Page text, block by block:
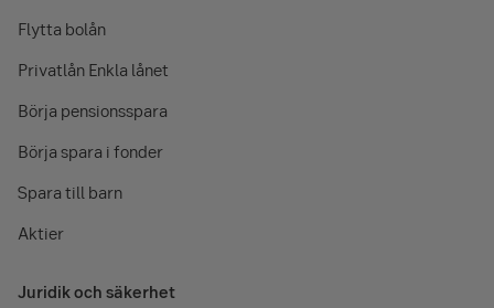
Flytta bolån
Privatlån Enkla lånet
Börja pensionsspara
Börja spara i fonder
Spara till barn
Aktier
Juridik och säkerhet